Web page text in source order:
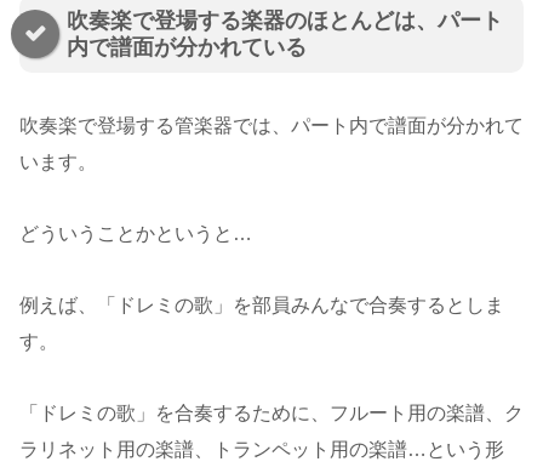
吹奏楽で登場する楽器のほとんどは、パート
内で譜面が分かれている
吹奏楽で登場する管楽器では、パート内で譜面が分かれて
います。
どういうことかというと…
例えば、「ドレミの歌」を部員みんなで合奏するとしま
す。
「ドレミの歌」を合奏するために、フルート用の楽譜、ク
ラリネット用の楽譜、トランペット用の楽譜…という形